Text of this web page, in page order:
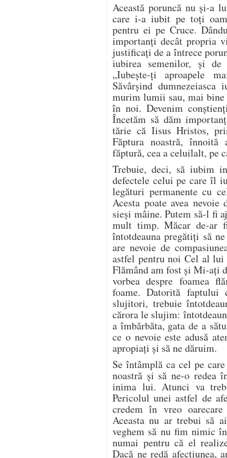
Această poruncă nu şi-a
care i-a iubit pe toţi
pentru ei pe Cruce.
importanţi decât propria
justificaţi de a întrece
iubirea semenilor, şi de
„Iubeşte-ţi aproapele
Săvârşind
murim lumii sau, mai bine
în noi. Devenim
Încetăm să dăm
tărie că Iisus Hristos,
Făptura noastră,
făptură, cea a celuilalt, pe
Trebuie, deci, să iubim
defectele celui pe care îl
legături permanente cu
Acesta poate avea
sieşi mâine. Putem să-l fi
mult timp. Măcar de-ar
întotdeauna pregătiţi să
are nevoie de
astfel pentru noi Cel al lui
Flămând am fost şi Mi-aţi
vorbea despre foamea
foame. Datorită faptului
slujitori, trebuie
cărora le slujim:
a îmbărbăta, gata de a
ce o nevoie este adusă
apropiaţi şi să ne dăruim.
Se întâmplă ca cel pe
noastră şi să ne-o redea
inima lui. Atunci va
Pericolul unei astfel de
credem în vreo
Aceasta nu ar trebui să
veghem să nu fim nimic
numai pentru că el
Dacă ne redă afecţiunea,